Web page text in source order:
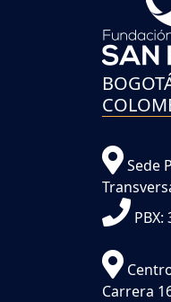
Sede
PBX:
Carrera